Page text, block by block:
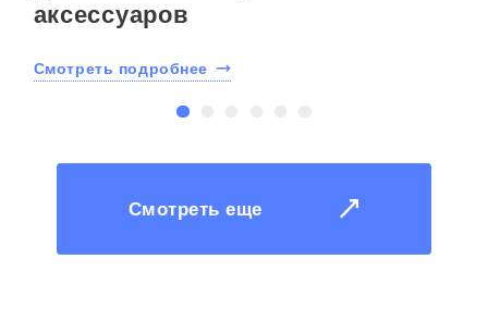
аксессуаров
Смотреть подробнее
Смотреть еще